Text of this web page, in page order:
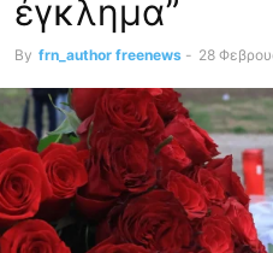
έγκλημα”
By frn_author freenews - 28